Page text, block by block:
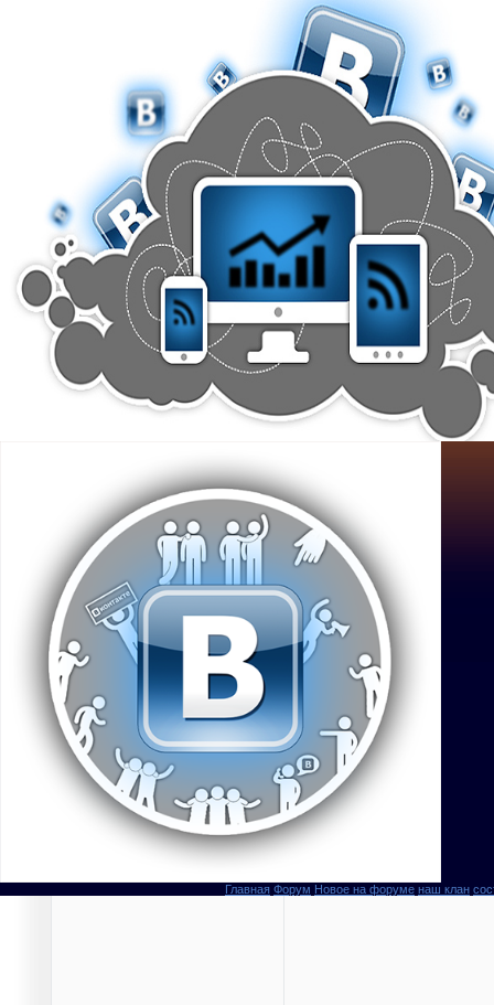
Главная Форум Новое на форуме наш клан